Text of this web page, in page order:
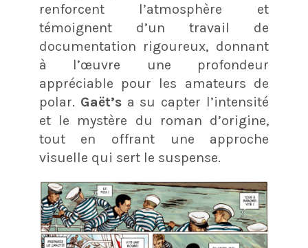
renforcent l’atmosphère et
témoignent d’un travail de
documentation rigoureux, donnant
à l’œuvre une profondeur
appréciable pour les amateurs de
polar. Gaët’s a su capter l’intensité
et le mystère du roman d’origine,
tout en offrant une approche
visuelle qui sert le suspense.